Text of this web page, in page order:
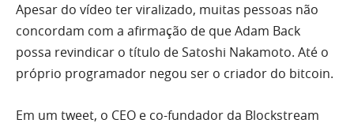
Apesar do vídeo ter viralizado, muitas pessoas não
concordam com a afirmação de que Adam Back
possa revindicar o título de Satoshi Nakamoto. Até o
próprio programador negou ser o criador do bitcoin.
Em um tweet, o CEO e co-fundador da Blockstream